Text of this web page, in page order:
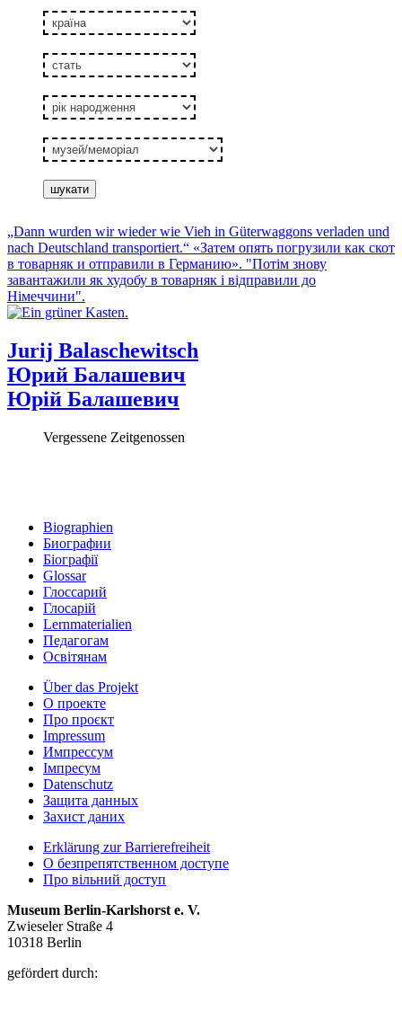
країна
стать
рік
народження
музей/
меморiал
„Dann wurden wir wieder wie Vieh in Güterwaggons verladen und
nach Deutschland transportiert.“ «Затем опять погрузили как скот
в товарняк и отправили в Германию». "Потім знову
завантажили як худобу в товарняк і відправили до
Німеччини".
Jurij Balaschewitsch
Юрий Балашевич
Юрій Балашевич
Vergessene Zeitgenossen
Biographien
Биографии
Біографії
Glossar
Глоссарий
Глосарій
Lernmaterialien
Педагогам
Освітянам
Über das Projekt
О проекте
Про проєкт
Impressum
Импрессум
Iмпресум
Datenschutz
Защита данных
Захист даних
Erklärung zur Barrierefreiheit
О безпрепятственном доступе
Про вільний доступ
Museum Berlin-Karlshorst e. V.
Zwieseler Straße 4
10318 Berlin
gefördert durch: